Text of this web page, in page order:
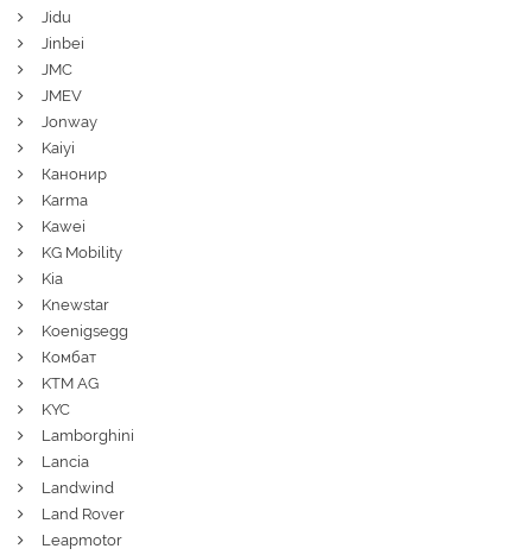
Jidu
Jinbei
JMC
JMEV
Jonway
Kaiyi
Канонир
Karma
Kawei
KG Mobility
Kia
Knewstar
Koenigsegg
Комбат
KTM AG
KYC
Lamborghini
Lancia
Landwind
Land Rover
Leapmotor